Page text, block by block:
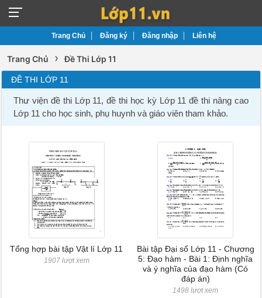
Trang Chủ Đăng ký Đăng nhập Liên hệ
Trang Chủ › Đề Thi Lớp 11
ĐỀ THI LỚP 11
Thư viện đề thi Lớp 11, đề thi học kỳ Lớp 11 đề thi nâng cao
Lớp 11 cho học sinh, phụ huynh và giáo viên tham khảo.
Tổng hợp bài tập Vật lí Lớp 11
1907 lượt xem
Bài tập Đại số Lớp 11 - Chương
5: Đạo hàm - Bài 1: Định nghĩa
và ý nghĩa của đạo hàm (Có
đáp án)
1498 lượt xem